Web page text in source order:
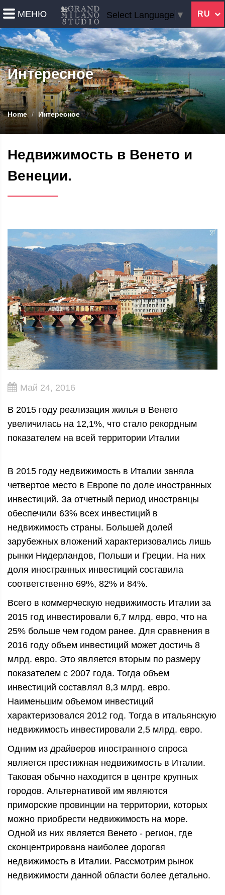
Select Language ▼
МЕНЮ RU
Интересное
Home Интересное
Недвижимость в Венето и
Венеции.
Май 24, 2016
В 2015 году реализация жилья в Венето
увеличилась на 12,1%, что стало рекордным
показателем на всей территории Италии
В 2015 году недвижимость в Италии заняла
четвертое место в Европе по доле иностранных
инвестиций. За отчетный период иностранцы
обеспечили 63% всех инвестиций в
недвижимость страны. Большей долей
зарубежных вложений характеризовались лишь
рынки Нидерландов, Польши и Греции. На них
доля иностранных инвестиций составила
соответственно 69%, 82% и 84%.
Всего в коммерческую недвижимость Италии за
2015 год инвестировали 6,7 млрд. евро, что на
25% больше чем годом ранее. Для сравнения в
2016 году объем инвестиций может достичь 8
млрд. евро. Это является вторым по размеру
показателем с 2007 года. Тогда объем
инвестиций составлял 8,3 млрд. евро.
Наименьшим объемом инвестиций
характеризовался 2012 год. Тогда в итальянскую
недвижимость инвестировали 2,5 млрд. евро.
Одним из драйверов иностранного спроса
является престижная недвижимость в Италии.
Таковая обычно находится в центре крупных
городов. Альтернативой им являются
приморские провинции на территории, которых
можно приобрести недвижимость на море.
Одной из них является Венето - регион, где
сконцентрирована наиболее дорогая
недвижимость в Италии. Рассмотрим рынок
недвижимости данной области более детально.